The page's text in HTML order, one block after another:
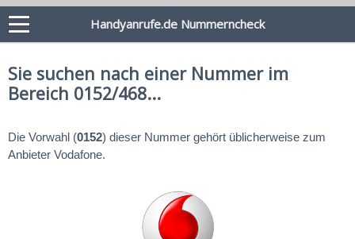
Handyanrufe.de Nummerncheck
Sie suchen nach einer Nummer im
Bereich 0152/468...
Die Vorwahl (0152) dieser Nummer gehört üblicherweise zum
Anbieter Vodafone.